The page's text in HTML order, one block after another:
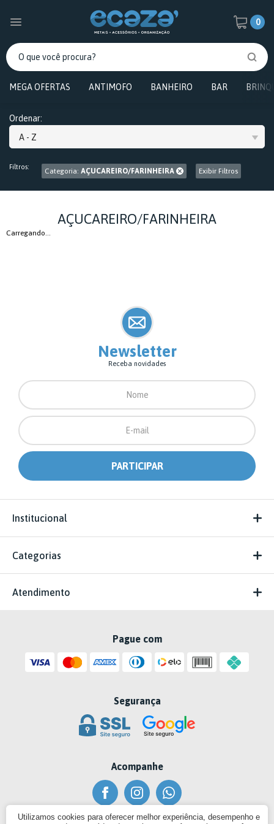
0
MEGA OFERTAS ANTIMOFO BANHEIRO BAR
Ordenar:
A - Z
Filtros: Categoria: AÇUCAREIRO/FARINHEIRA Exibir Filtros
AÇUCAREIRO/FARINHEIRA
Carregando...
Newsletter
Receba novidades
Institucional
Categorias
Atendimento
Pague com
Segurança
Acompanhe
Utilizamos cookies para oferecer melhor experiência, desempenho e